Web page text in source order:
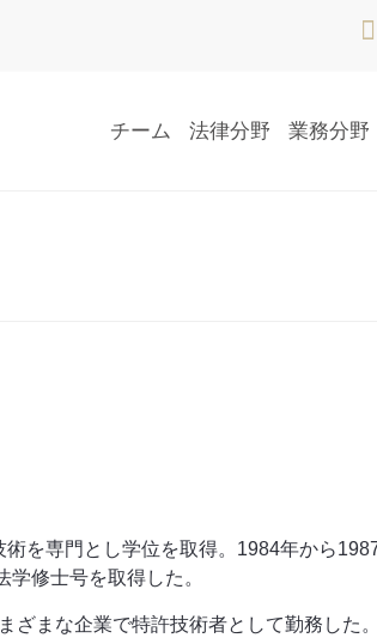
チーム 法律分野 業務分野
を専門とし学位を取得。1984年から
修士号を取得した。
まな企業で特許技術者として勤務した。